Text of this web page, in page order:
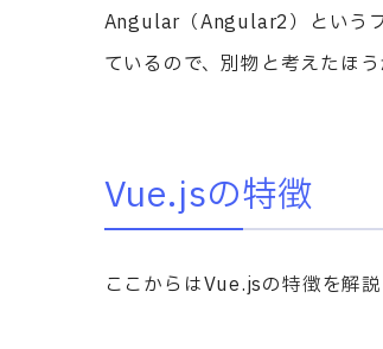
Angular（Angular2）という
ているので、別物と考えたほう
Vue.jsの特徴
ここからはVue.jsの特徴を解説